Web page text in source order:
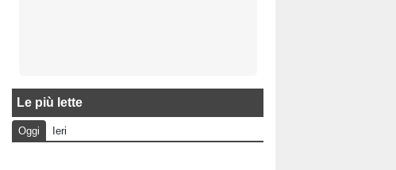
Le più lette
Oggi Ieri